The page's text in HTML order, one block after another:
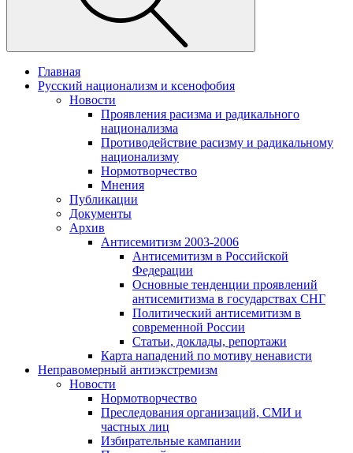
Главная
Русский национализм и ксенофобия
Новости
Проявления расизма и радикального
национализма
Противодействие расизму и радикальному
национализму
Нормотворчество
Мнения
Публикации
Документы
Архив
Антисемитизм 2003-2006
Антисемитизм в Российской
Федерации
Основные тенденции проявлений
антисемитизма в государствах СНГ
Политический антисемитизм в
современной России
Статьи, доклады, репортажи
Карта нападений по мотиву ненависти
Неправомерный антиэкстремизм
Новости
Нормотворчество
Преследования организаций, СМИ и
частных лиц
Избирательные кампании